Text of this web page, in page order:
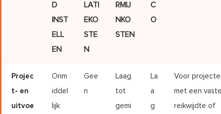
D
INST
ELL
EN
LATI
EKO
STE
N
RMIJ
NKO
STEN
C
O
Projec
t- en
uitvoe
Onm
iddel
lijk
Gee
n
Laag
tot
gemi
La
a
g
Voor
met een
reikwijdte of